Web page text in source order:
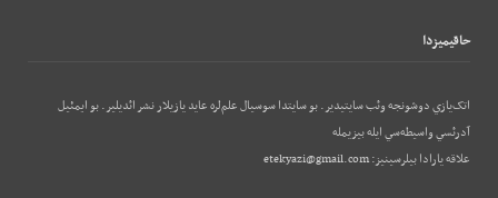
حاقيميزدا
اتک‌يازي دوشونجه وئب‌ سايتيدير. بو سايتدا سوسيال علم‌لره عايد يازيلار نشر ائديلير. بو ایمئيل
آدرئسي واسيطه‌سي ايله بيزيمله
علاقه يارادا بيلرسينيز:etekyazi@gmail.com